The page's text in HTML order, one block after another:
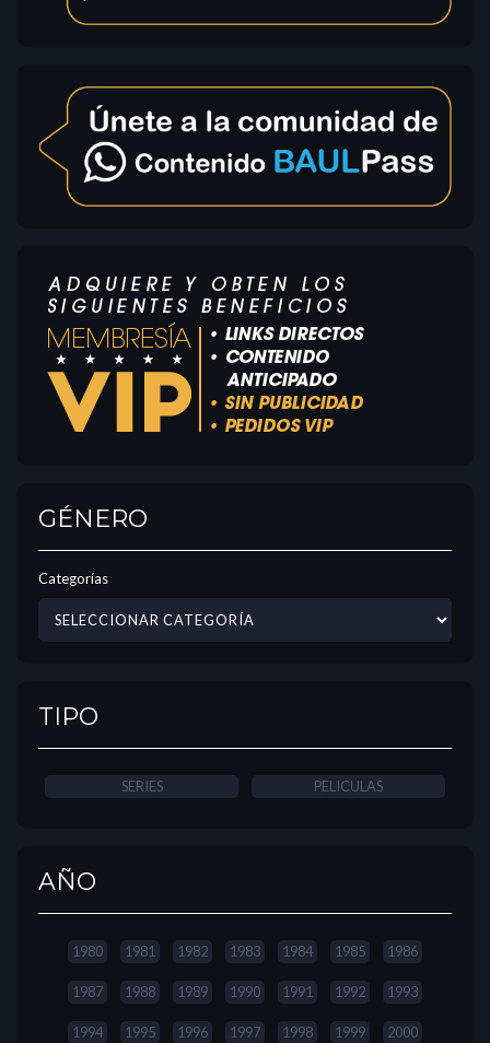
GÉNERO
Categorías
TIPO
SERIES PELICULAS
AÑO
1980 1981 1982 1983 1984 1985 1986
1987 1988 1989 1990 1991 1992 1993
1994 1995 1996 1997 1998 1999 2000